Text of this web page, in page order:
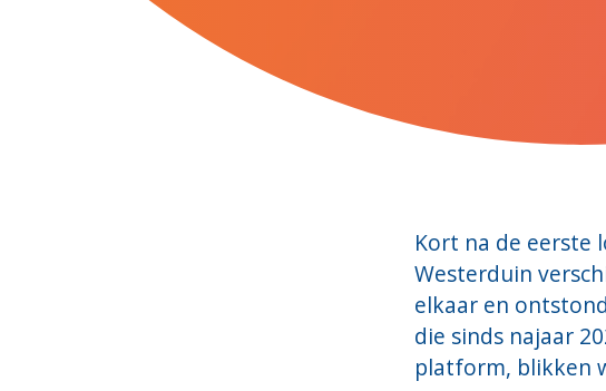
Kort na de eerste
Westerduin
elkaar en
die sinds najaar
platform, blikken